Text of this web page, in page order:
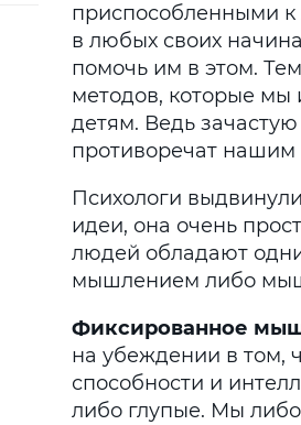
приспособленными
в любых своих
помочь им в этом.
методов, которые мы
детям. Ведь
противоречат
Психологи
идеи, она очень
людей обладают
мышлением либо
Фиксированное
на убеждении в том,
способности и
либо глупые. Мы либо